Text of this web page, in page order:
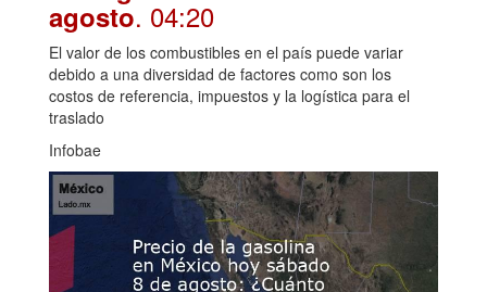
agosto. 04:20
El valor de los combustibles en el país puede variar
debido a una diversidad de factores como son los
costos de referencia, impuestos y la logística para el
traslado
Infobae